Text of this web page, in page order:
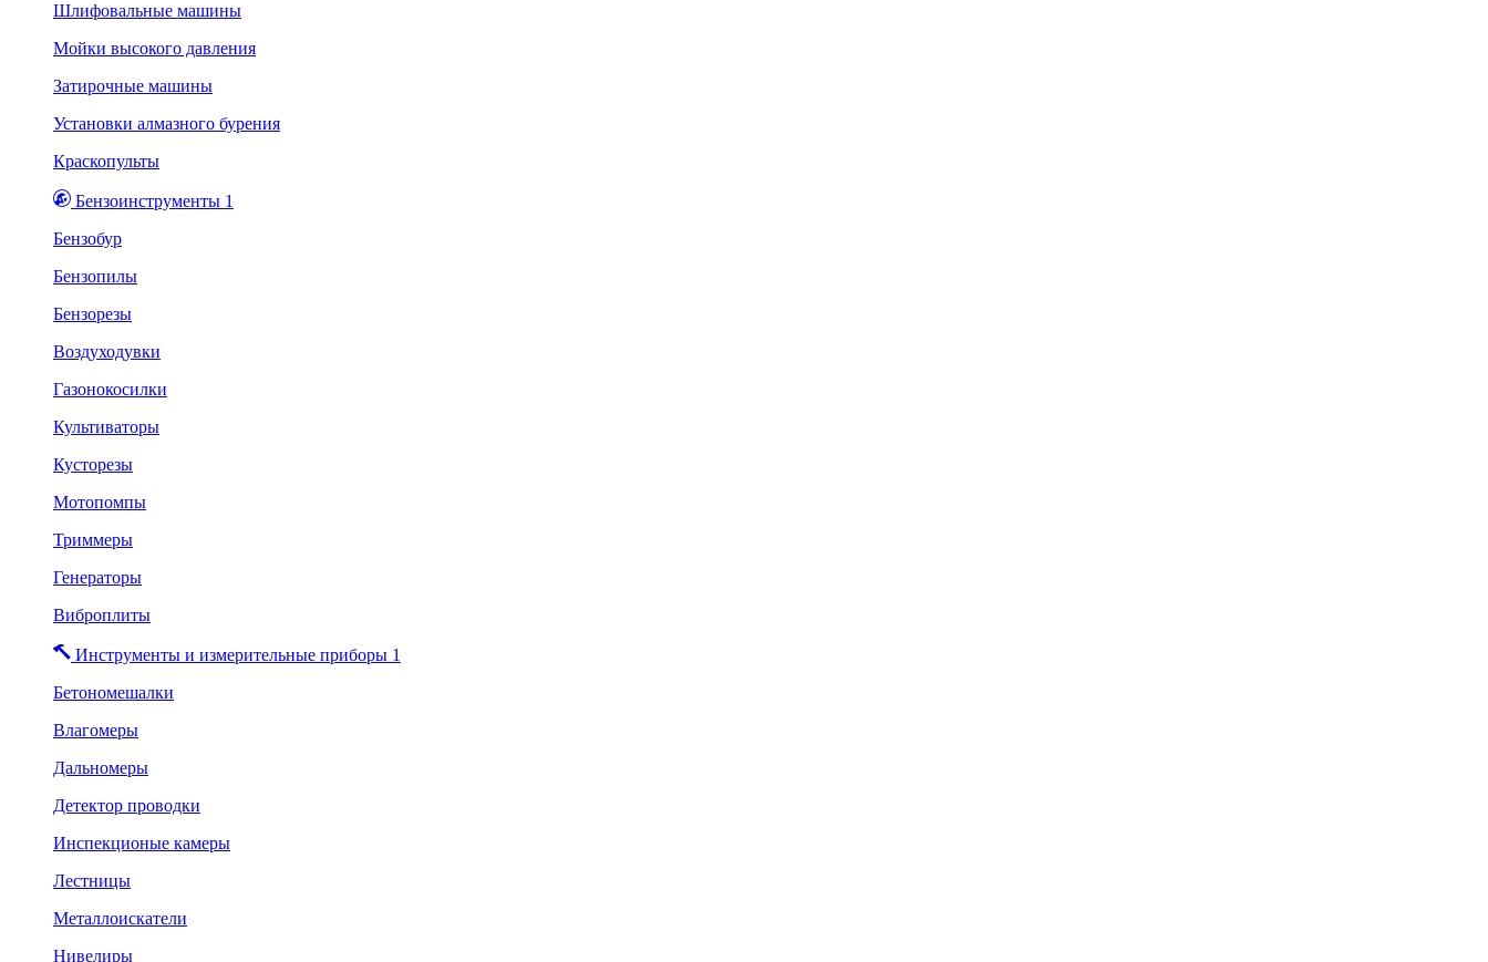
Шлифовальные машины
Мойки высокого давления
Затирочные машины
Установки алмазного бурения
Краскопульты
Бензоинструменты 1
Бензобур
Бензопилы
Бензорезы
Воздуходувки
Газонокосилки
Культиваторы
Кусторезы
Мотопомпы
Триммеры
Генераторы
Виброплиты
Инструменты и измерительные приборы 1
Бетономешалки
Влагомеры
Дальномеры
Детектор проводки
Инспекционые камеры
Лестницы
Металлоискатели
Нивелиры